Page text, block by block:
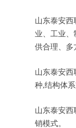
山东泰安
业、工业
供合理、多
山东泰安西
种,结构体
山东泰安
销模式。